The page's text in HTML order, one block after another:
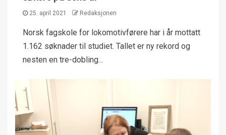
25. april 2021 Redaksjonen
Norsk fagskole for lokomotivførere har i år mottatt
1.162 søknader til studiet. Tallet er ny rekord og
nesten en tre-dobling...